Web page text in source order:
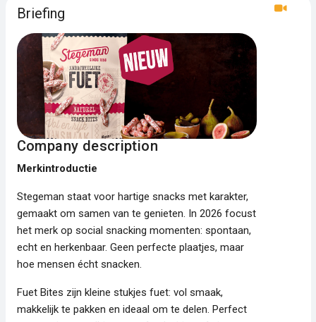
Briefing
Company description
Merkintroductie
Stegeman staat voor hartige snacks met karakter,
gemaakt om samen van te genieten. In 2026 focust
het merk op social snacking momenten: spontaan,
echt en herkenbaar. Geen perfecte plaatjes, maar
hoe mensen écht snacken.
Fuet Bites zijn kleine stukjes fuet: vol smaak,
makkelijk te pakken en ideaal om te delen. Perfect